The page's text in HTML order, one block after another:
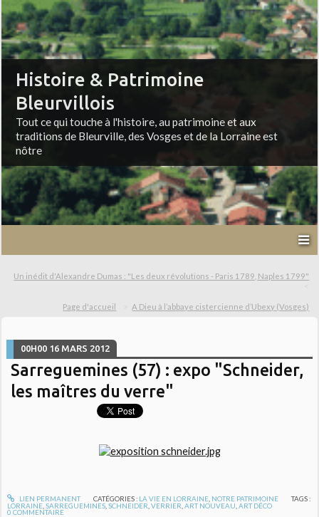
Histoire & Patrimoine
Bleurvillois
Tout ce qui touche à l'histoire, au patrimoine et aux
traditions de Bleurville, des Vosges et de la Lorraine est
nôtre
Un inédit d'Alexandre Dumas : "Les deux révolutions - Paris 1789, Naples 1799"
Page d'accueil A Dieu à l’abbaye cistercienne d’Ubexy (Vosges)
00H00 16 MARS 2012
Sarreguemines (57) : expo "Schneider,
les maîtres du verre"
LIEN PERMANENT CATÉGORIES : LA VIE EN LORRAINE, NOTRE PATRIMOINE
TAGS :
LORRAINE ,SARREGUEMINES ,SCHNEIDER ,VERRIER ,ART NOUVEAU ,ART DÉCO
0 COMMENTAIRE